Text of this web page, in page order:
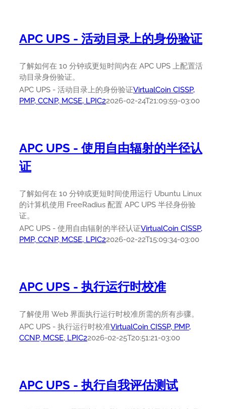
APC UPS - 活动目录上的身份验证
了解如何在 10 分钟或更短时间内在 APC UPS 上配置活
动目录身份验证。
APC UPS - 活动目录上的身份验证VirtualCoin CISSP,
PMP, CCNP, MCSE, LPIC22026-02-24T21:09:59-03:00
APC UPS - 使用自由辐射的半径认
证
了解如何在 10 分钟或更短时间使用运行 Ubuntu Linux
的计算机使用 FreeRadius 配置 APC UPS 半径身份验
证。
APC UPS - 使用自由辐射的半径认证VirtualCoin CISSP,
PMP, CCNP, MCSE, LPIC22026-02-22T15:09:34-03:00
APC UPS - 执行运行时校准
了解使用 Web 界面执行运行时校准所需的所有步骤。
APC UPS - 执行运行时校准VirtualCoin CISSP, PMP,
CCNP, MCSE, LPIC22026-02-25T20:51:21-03:00
APC UPS - 执行自我评估测试